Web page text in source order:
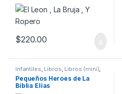
$220.00
Infantiles, Libros, Libros (mini),
Regalos para niños
Pequeños Heroes de La
Biblia Elias